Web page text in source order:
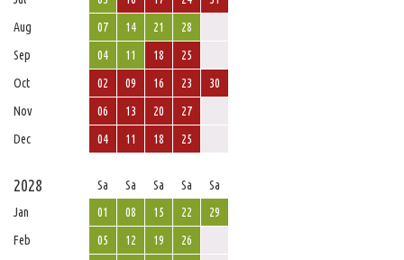
Aug
07 14 21
28
Sep
04 11 18
25
Oct
02 09 16 23
30
Nov
06 13 20
27
Dec
04 11 18 25
2028 Sa Sa Sa Sa
Sa
Jan
01 08 15 22
29
Feb
05 12 19
26